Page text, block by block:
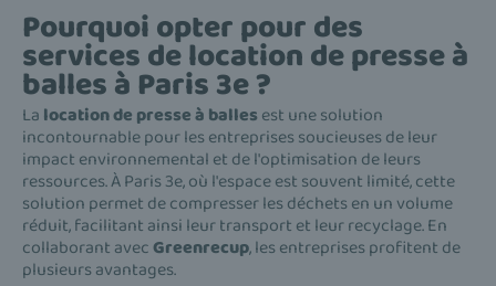
Pourquoi opter pour des
services de location de presse à
balles à Paris 3e ?
La location de presse à balles est une solution
incontournable pour les entreprises soucieuses de leur
impact environnemental et de l'optimisation de leurs
ressources. À Paris 3e, où l'espace est souvent limité, cette
solution permet de compresser les déchets en un volume
réduit, facilitant ainsi leur transport et leur recyclage. En
collaborant avecGreenrecup, les entreprises profitent de
plusieurs avantages.